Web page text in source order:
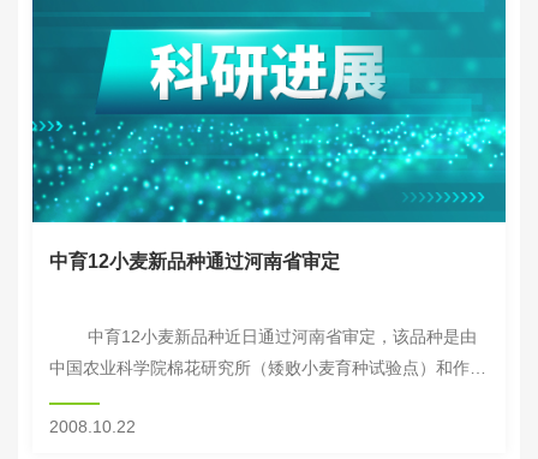
中育12小麦新品种通过河南省审定
中育12小麦新品种近日通过河南省审定，该品种是由
中国农业科学院棉花研究所（矮败小麦育种试验点）和作物
科学研究所联合选育的。 该品种是利用“矮败小麦”群
体，与百农64进...
2008.10.22